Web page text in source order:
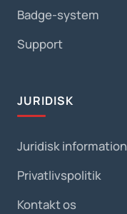
Badge-system
Support
JURIDISK
Juridisk information
Privatlivspolitik
Kontakt os